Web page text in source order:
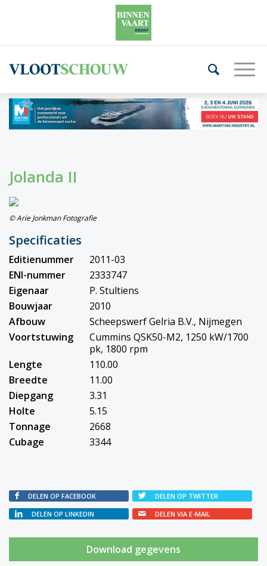
Jolanda II
© Arie Jonkman Fotografie
Specificaties
Editienummer
2011-03
ENI-nummer
2333747
Eigenaar
P. Stultiens
Bouwjaar
2010
Afbouw
Scheepswerf Gelria B.V., Nijmegen
Voortstuwing
Cummins QSK50-M2, 1250 kW/1700
pk, 1800 rpm
Lengte
110.00
Breedte
11.00
Diepgang
3.31
Holte
5.15
Tonnage
2668
Cubage
3344
DELEN OP FACEBOOK
DELEN OP TWITTER
DELEN OP LINKEDIN
DELEN VIA E-MAIL